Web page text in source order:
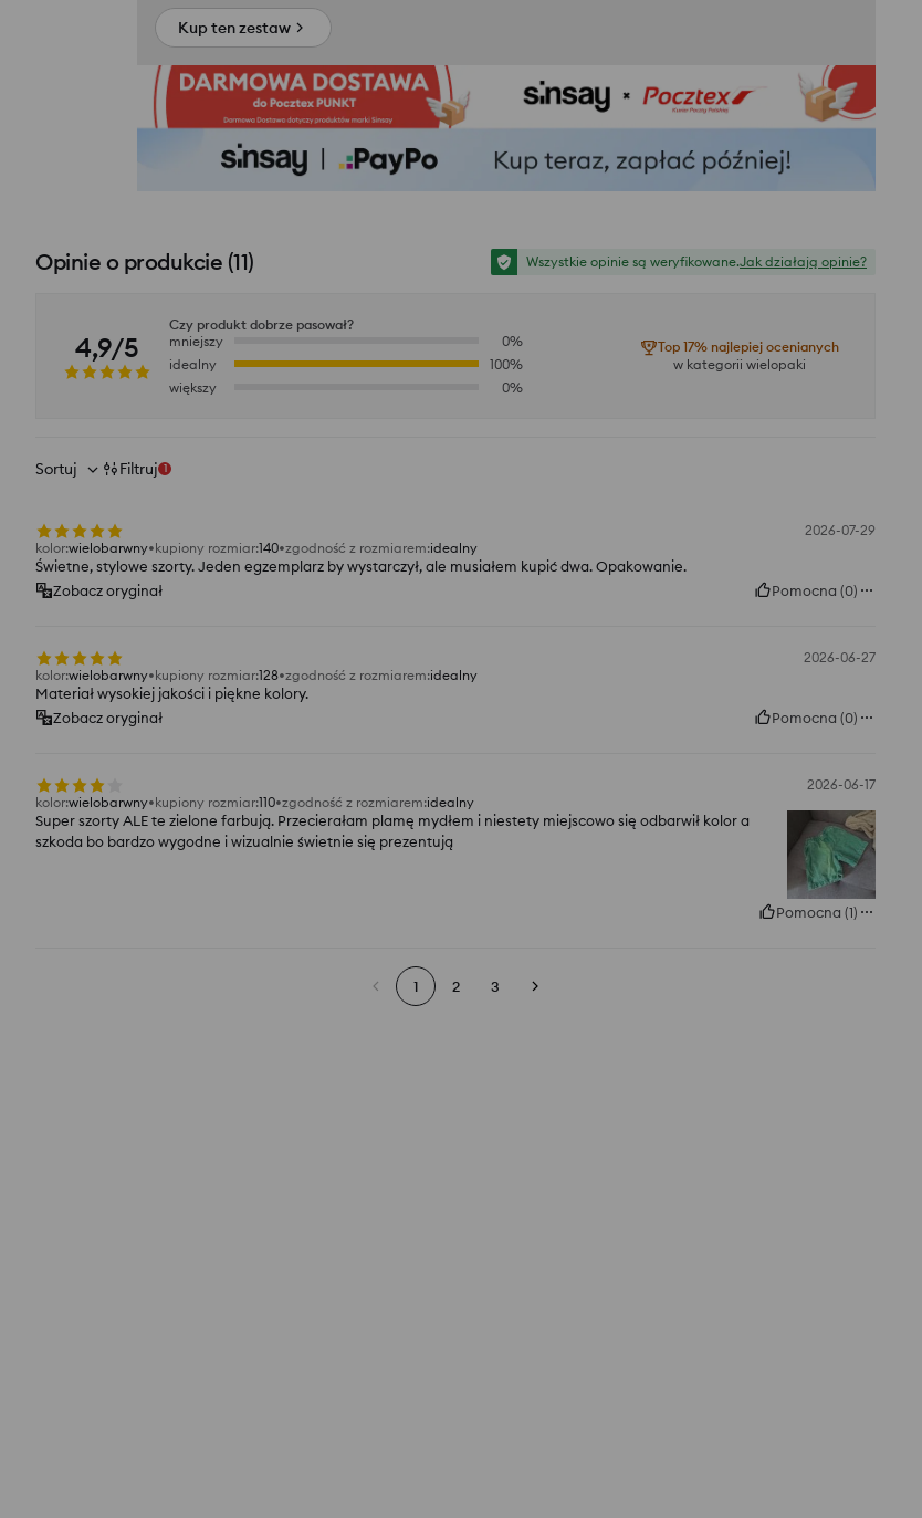
Kup ten zestaw
Opinie o produkcie (11) Wszystkie opinie są weryfikowane.Jak działają opinie?
4,9/5
Czy produkt dobrze pasował?
mniejszy
0%
idealny
100%
większy
0%
Top 17% najlepiej ocenianych
w kategorii wielopaki
Sortuj Filtruj 1
2026-07-29
kolor:wielobarwny kupiony rozmiar:140 zgodność z rozmiarem:idealny
Świetne, stylowe szorty. Jeden egzemplarz by wystarczył, ale musiałem kupić dwa. Opakowanie.
Zobacz oryginał
Pomocna (0)
2026-06-27
kolor:wielobarwny kupiony rozmiar:128 zgodność z rozmiarem:idealny
Materiał wysokiej jakości i piękne kolory.
Zobacz oryginał
Pomocna (0)
2026-06-17
kolor:wielobarwny kupiony rozmiar:110 zgodność z rozmiarem:idealny
Super szorty ALE te zielone farbują. Przecierałam plamę mydłem i niestety miejscowo się odbarwił kolor a
szkoda bo bardzo wygodne i wizualnie świetnie się prezentują
Pomocna (1)
1 2 3